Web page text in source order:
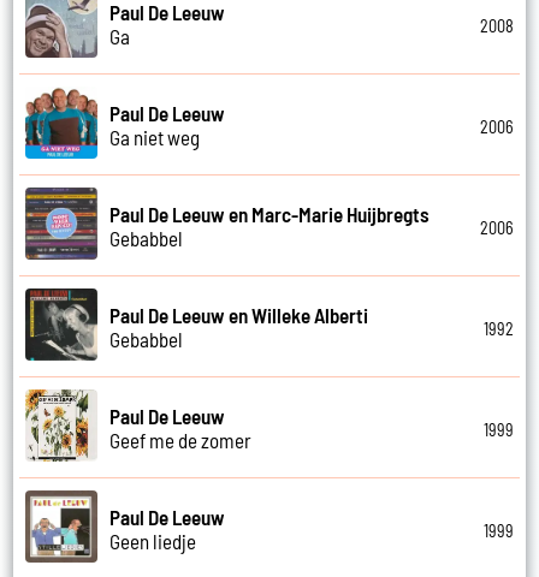
Paul De Leeuw
Ga
2008
Paul De Leeuw
Ga niet weg
2006
Paul De Leeuw en Marc-Marie Huijbregts
Gebabbel
2006
Paul De Leeuw en Willeke Alberti
Gebabbel
1992
Paul De Leeuw
Geef me de zomer
1999
Paul De Leeuw
Geen liedje
1999